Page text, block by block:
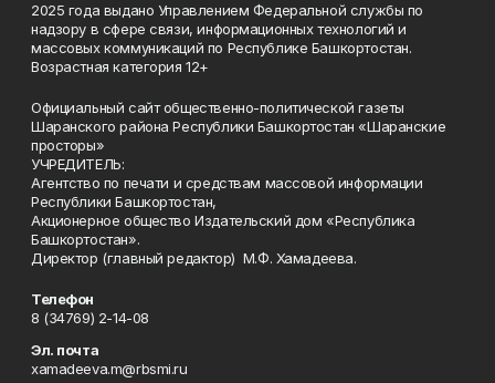
2025 года выдано Управлением Федеральной службы по
надзору в сфере связи, информационных технологий и
массовых коммуникаций по Республике Башкортостан.
Возрастная категория 12+
Официальный сайт общественно-политической газеты
Шаранского района Республики Башкортостан «Шаранские
просторы»
УЧРЕДИТЕЛЬ:
Агентство по печати и средствам массовой информации
Республики Башкортостан,
Акционерное общество Издательский дом «Республика
Башкортостан».
Директор (главный редактор) М.Ф. Хамадеева.
Телефон
8 (34769) 2-14-08
Эл. почта
xamadeeva.m@rbsmi.ru